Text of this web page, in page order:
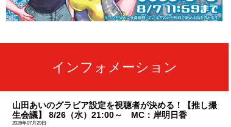
インフォメーション
山田あいのグラビア設定を視聴者が決める！【推し撮
生会議】 8/26（水）21:00～ MC：岸明日香
2026年07月29日